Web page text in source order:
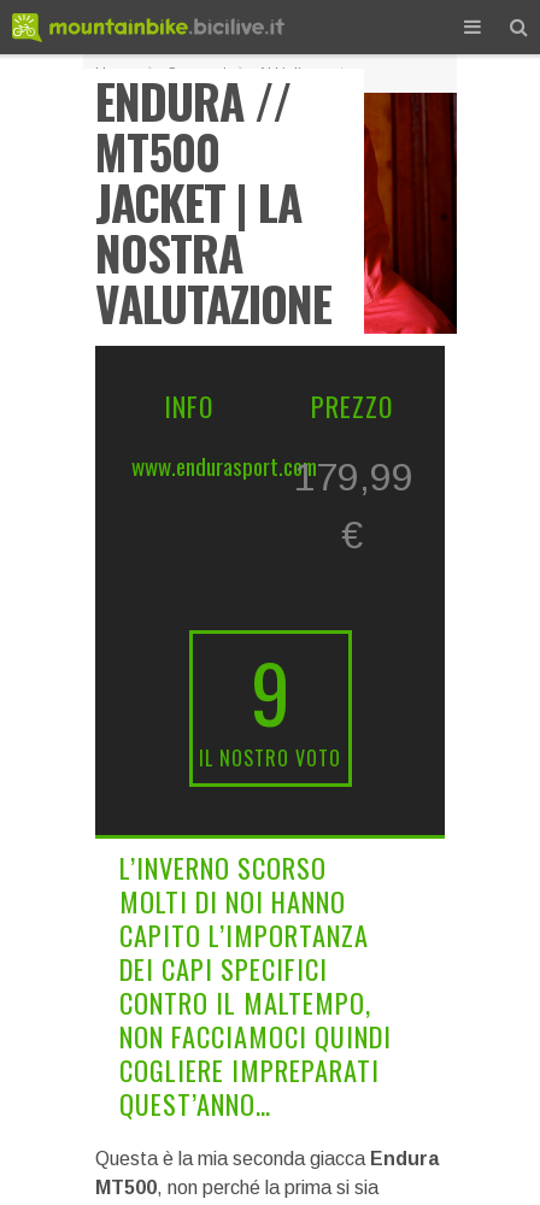
Home Scanned Abbigliamento
ENDURA //
MT500
JACKET | LA
NOSTRA
VALUTAZIONE
INFO
www.endurasport.com
PREZZO
179,99
€
9
IL NOSTRO VOTO
L’INVERNO SCORSO
MOLTI DI NOI HANNO
CAPITO L’IMPORTANZA
DEI CAPI SPECIFICI
CONTRO IL MALTEMPO,
NON FACCIAMOCI QUINDI
COGLIERE IMPREPARATI
QUEST’ANNO…
Questa è la mia seconda giacca Endura
MT500, non perché la prima si sia